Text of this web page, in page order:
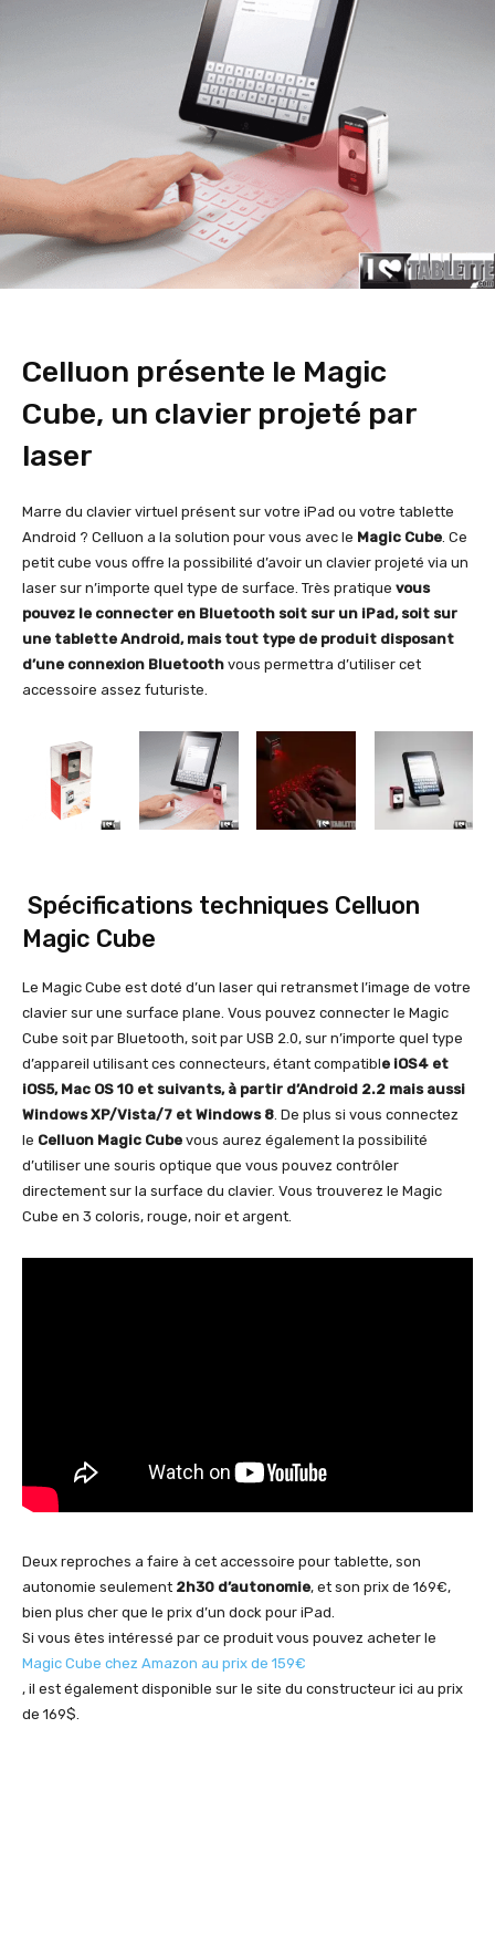
Celluon présente le Magic
Cube, un clavier projeté par
laser
Marre du clavier virtuel présent sur votre iPad ou votre tablette
Android ? Celluon a la solution pour vous avec le Magic Cube . Ce
petit cube vous offre la possibilité d’avoir un clavier projeté via un
laser sur n’importe quel type de surface. Très pratique vous
pouvez le connecter en Bluetooth soit sur un iPad, soit sur
une tablette Android, mais tout type de produit disposant
d’une connexion Bluetooth vous permettra d’utiliser cet
accessoire assez futuriste.
Spécifications techniques Celluon
Magic Cube
Le Magic Cube est doté d’un laser qui retransmet l’image de votre
clavier sur une surface plane. Vous pouvez connecter le Magic
Cube soit par Bluetooth, soit par USB 2.0, sur n’importe quel type
d’appareil utilisant ces connecteurs, étant compatible iOS4 et
iOS5, Mac OS 10 et suivants, à partir d’Android 2.2 mais aussi
Windows XP/Vista/7 et Windows 8. De plus si vous connectez
le Celluon Magic Cube vous aurez également la possibilité
d’utiliser une souris optique que vous pouvez contrôler
directement sur la surface du clavier. Vous trouverez le Magic
Cube en 3 coloris, rouge, noir et argent.
Deux reproches a faire à cet accessoire pour tablette, son
autonomie seulement 2h30 d’autonomie, et son prix de 169€,
bien plus cher que le prix d’un dock pour iPad.
Si vous êtes intéressé par ce produit vous pouvez acheter le
Magic Cube chez Amazon au prix de 159€
, il est également disponible sur le site du constructeur ici au prix
de 169$.